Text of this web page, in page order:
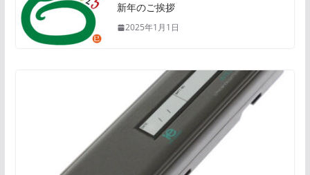
新年のご挨拶
2025年1月1日